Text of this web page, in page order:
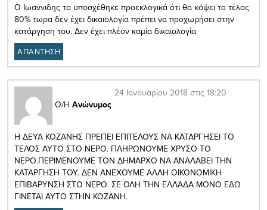
Ο Ιωαννιδης το υποσχέθηκε προεκλογικά ότι θα κόψει το τέλος
80% τωρα δεν έχει δικαιολογία πρέπει να προχωρήσει στην
κατάργηση του. Δεν έχει πλέον καμία δικαιολογία
ΑΠΑΝΤΗΣΗ
Ο/Η Ανώνυμος
24 Ιανουαρίου 2018 στις 18:20
Η ΔΕΥΑ ΚΟΖΑΝΗΣ ΠΡΕΠΕΙ ΕΠΙΤΕΛΟΥΣ ΝΑ ΚΑΤΑΡΓΗΣΕΙ ΤΟ
ΤΕΛΟΣ ΑΥΤΟ ΣΤΟ ΝΕΡΟ. ΠΛΗΡΩΝΟΥΜΕ ΧΡΥΣΟ ΤΟ
ΝΕΡΟ.ΠΕΡΙΜΕΝΟΥΜΕ ΤΟΝ ΔΗΜΑΡΧΟ ΝΑ ΑΝΑΛΑΒΕΙ ΤΗΝ
ΚΑΤΑΡΓΗΣΗ ΤΟΥ. ΔΕΝ ΑΝΕΧΟΥΜΕ ΑΛΛΗ ΟΙΚΟΝΟΜΙΚΗ
ΕΠΙΒΑΡΥΝΣΗ ΣΤΟ ΝΕΡΟ. ΣΕ ΟΛΗ ΤΗΝ ΕΛΛΑΔΑ ΜΟΝΟ ΕΔΩ
ΓΙΝΕΤΑΙ ΑΥΤΟ ΣΤΗΝ ΚΟΖΑΝΗ.